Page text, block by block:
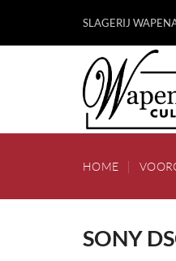
inhoud
SLAGERIJ
HOME
SONY